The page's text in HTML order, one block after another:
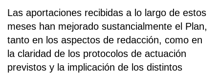
Las aportaciones recibidas a lo largo de estos
meses han mejorado sustancialmente el Plan,
tanto en los aspectos de redacción, como en
la claridad de los protocolos de actuación
previstos y la implicación de los distintos